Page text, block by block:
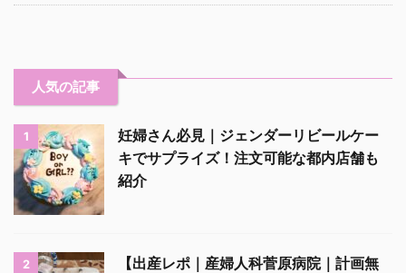
人気の記事
1
妊婦さん必見｜ジェンダーリビールケー
キでサプライズ！注文可能な都内店舗も
紹介
2
【出産レポ｜産婦人科菅原病院｜計画無